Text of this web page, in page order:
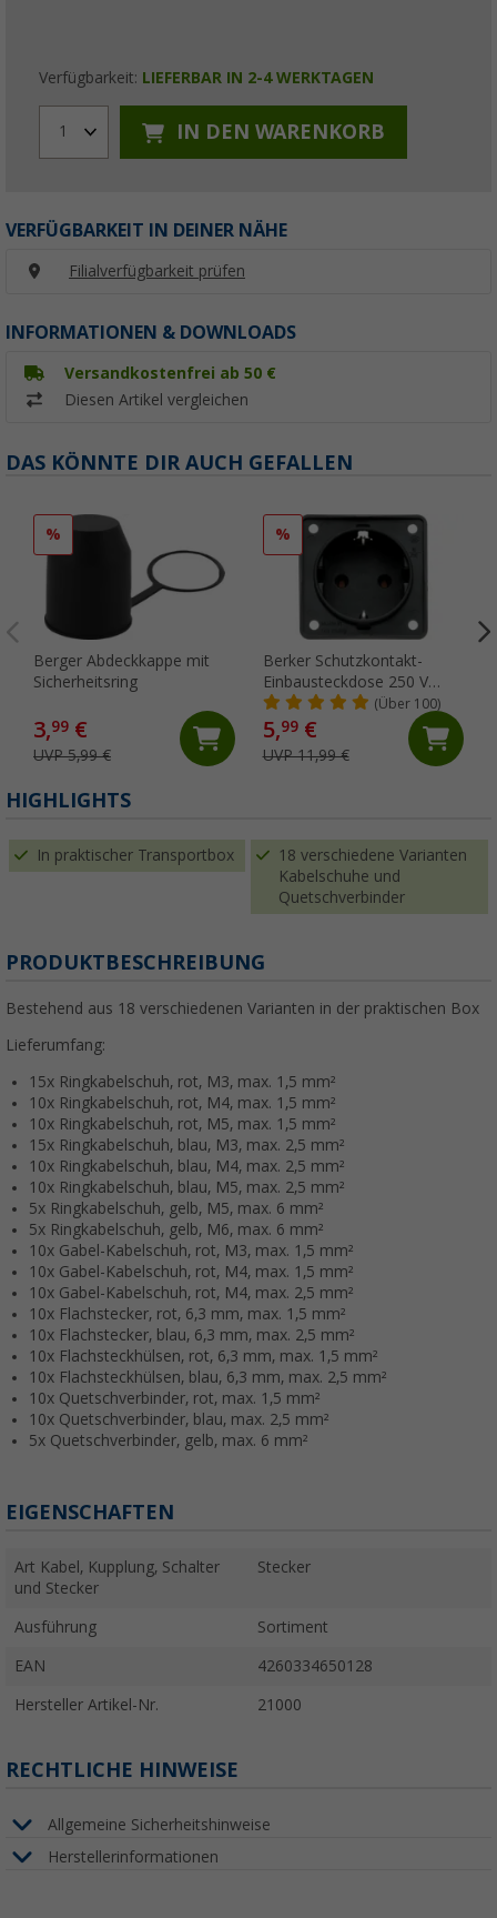
Verfügbarkeit: LIEFERBAR IN 2-4 WERKTAGEN
1 IN DEN WARENKORB
VERFÜGBARKEIT IN DEINER NÄHE
Filialverfügbarkeit prüfen
INFORMATIONEN & DOWNLOADS
Versandkostenfrei ab 50 €
Diesen Artikel vergleichen
DAS KÖNNTE DIR AUCH GEFALLEN
%
Berger Abdeckkappe mit
Sicherheitsring
3,99 €
UVP 5,99 €
%
Berker Schutzkontakt-
Einbausteckdose 250 V
anthrazit
(Über 100)
5,99€
UVP 11,99 €
HIGHLIGHTS
In praktischer Transportbox
18 verschiedene Varianten
Kabelschuhe und
Quetschverbinder
PRODUKTBESCHREIBUNG
Bestehend aus 18 verschiedenen Varianten in der praktischen Box
Lieferumfang:
15x Ringkabelschuh, rot, M3, max. 1,5 mm²
10x Ringkabelschuh, rot, M4, max. 1,5 mm²
10x Ringkabelschuh, rot, M5, max. 1,5 mm²
15x Ringkabelschuh, blau, M3, max. 2,5 mm²
10x Ringkabelschuh, blau, M4, max. 2,5 mm²
10x Ringkabelschuh, blau, M5, max. 2,5 mm²
5x Ringkabelschuh, gelb, M5, max. 6 mm²
5x Ringkabelschuh, gelb, M6, max. 6 mm²
10x Gabel-Kabelschuh, rot, M3, max. 1,5 mm²
10x Gabel-Kabelschuh, rot, M4, max. 1,5 mm²
10x Gabel-Kabelschuh, rot, M4, max. 2,5 mm²
10x Flachstecker, rot, 6,3 mm, max. 1,5 mm²
10x Flachstecker, blau, 6,3 mm, max. 2,5 mm²
10x Flachsteckhülsen, rot, 6,3 mm, max. 1,5 mm²
10x Flachsteckhülsen, blau, 6,3 mm, max. 2,5 mm²
10x Quetschverbinder, rot, max. 1,5 mm²
10x Quetschverbinder, blau, max. 2,5 mm²
5x Quetschverbinder, gelb, max. 6 mm²
EIGENSCHAFTEN
Art Kabel, Kupplung, Schalter
und Stecker
Stecker
Ausführung Sortiment
EAN 4260334650128
Hersteller Artikel-Nr. 21000
RECHTLICHE HINWEISE
Allgemeine Sicherheitshinweise
Herstellerinformationen